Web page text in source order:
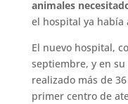
animales
el hospital ya había
El nuevo hospital,
septiembre, y en
realizado más de
primer centro de